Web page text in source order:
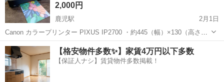
2,000円
鹿児駅
2月1日
Canon カラープリンター PIXUS IP2700 ・約445（幅）×130（高さ）
×250（奥行）mmで重量約3.4kgの小型ボディを採用したA4インクジェ
ットプリンターのエントリーモデル ・写真に強い染料インクと...
高知 南国市 鹿児駅 プリンター インク
【格安物件多数✨】家賃4万円以下多数
【保証人ナシ】賃貸物件多数掲載！